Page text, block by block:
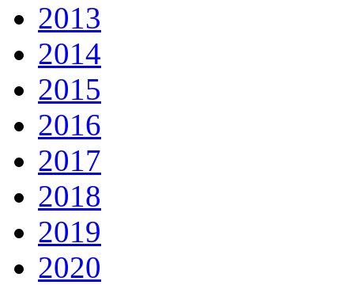
2013
2014
2015
2016
2017
2018
2019
2020